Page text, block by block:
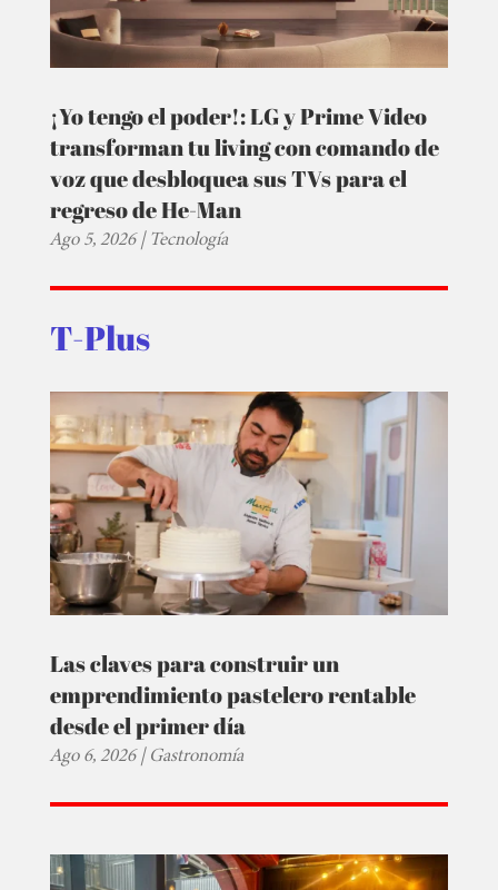
¡Yo tengo el poder!: LG y Prime Video
transforman tu living con comando de
voz que desbloquea sus TVs para el
regreso de He-Man
Ago 5, 2026|Tecnología
T-Plus
Las claves para construir un
emprendimiento pastelero rentable
desde el primer día
Ago 6, 2026|Gastronomía